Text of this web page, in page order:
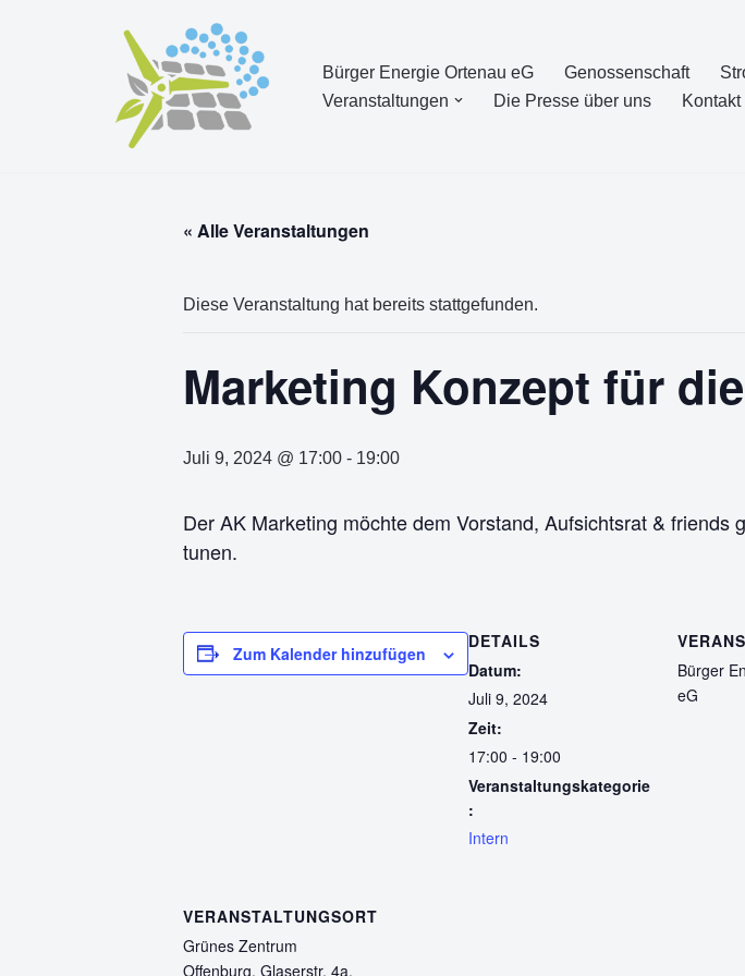
Bürger Energie Ortenau eG Genossenschaft
Veranstaltungen
Die Presse über uns Kontakt
« Alle Veranstaltungen
Diese Veranstaltung hat bereits stattgefunden.
Marketing Konzept für
Juli 9, 2024 @ 17:00 - 19:00
Der AK Marketing möchte dem Vorstand, Aufsichtsrat &
tunen.
Zum Kalender hinzufügen
DETAILS
Datum:
Juli 9, 2024
Zeit:
17:00 - 19:00
Veranstaltungskategorie
:
Intern
Bürger
eG
VERANSTALTUNGSORT
Grünes Zentrum
Offenburg, Glaserstr. 4a,